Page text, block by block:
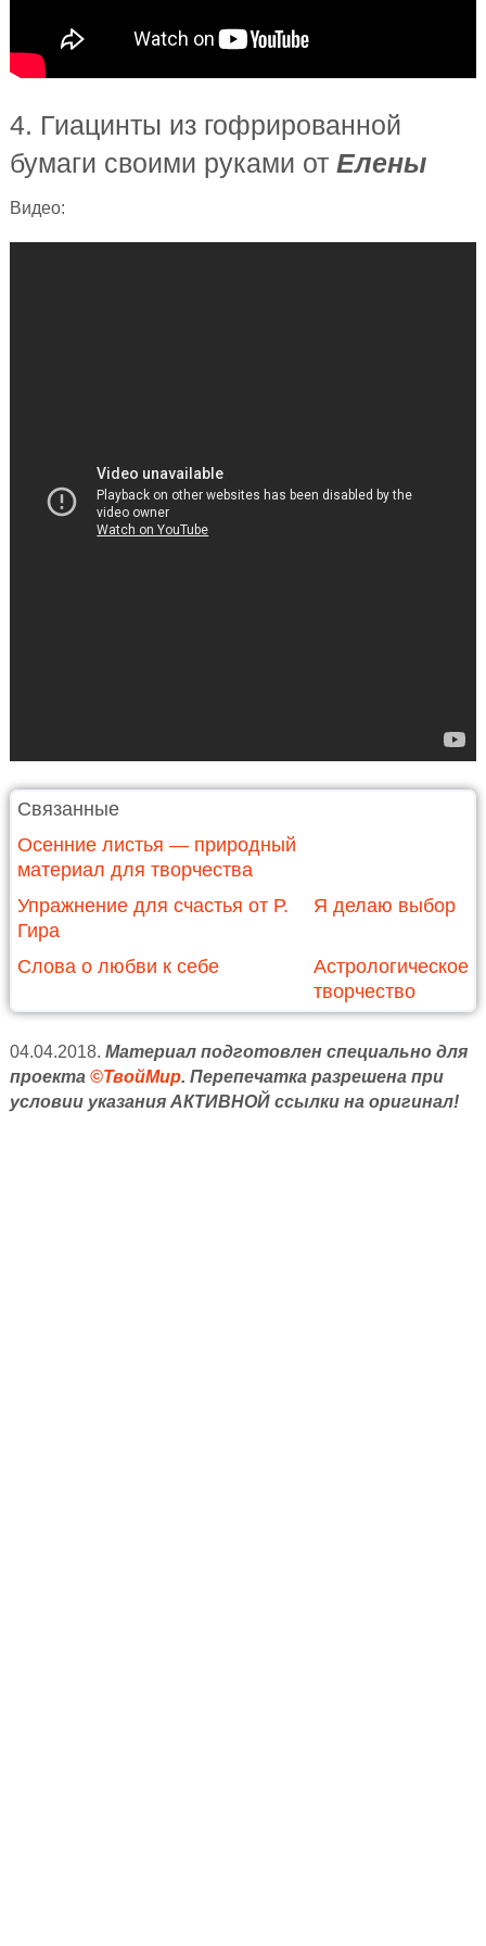
4. Гиацинты из гофрированной
бумаги своими руками от Елены
Видео:
Связанные
Осенние листья — природный
материал для творчества
Упражнение для счастья от Р.
Гира
Я делаю выбор
Слова о любви к себе
Астрологическое
творчество
04.04.2018. Материал подготовлен специально для
проекта ©ТвойМир. Перепечатка разрешена при
условии указания АКТИВНОЙ ссылки на оригинал!